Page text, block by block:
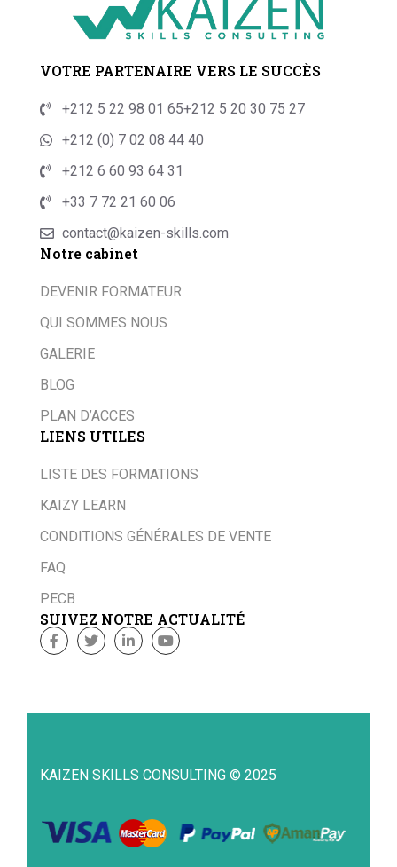
VOTRE PARTENAIRE VERS LE SUCCÈS
+212 5 22 98 01 65+212 5 20 30 75 27
+212 (0) 7 02 08 44 40
+212 6 60 93 64 31
+33 7 72 21 60 06
contact@kaizen-skills.com
Notre cabinet
DEVENIR FORMATEUR
QUI SOMMES NOUS
GALERIE
BLOG
PLAN D’ACCES
LIENS UTILES
LISTE DES FORMATIONS
KAIZY LEARN
CONDITIONS GÉNÉRALES DE VENTE
FAQ
PECB
SUIVEZ NOTRE ACTUALITÉ
KAIZEN SKILLS CONSULTING © 2025